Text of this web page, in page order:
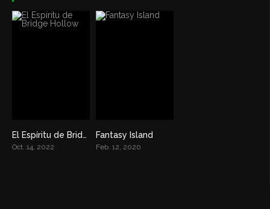
6.9El Espíritu de Bridge Hollow
Oct. 14, 2022
Fantasy Island
Feb. 12, 2020